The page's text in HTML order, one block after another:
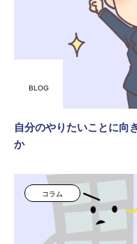
BLOG
自分のやりたいことに向
か
コラム